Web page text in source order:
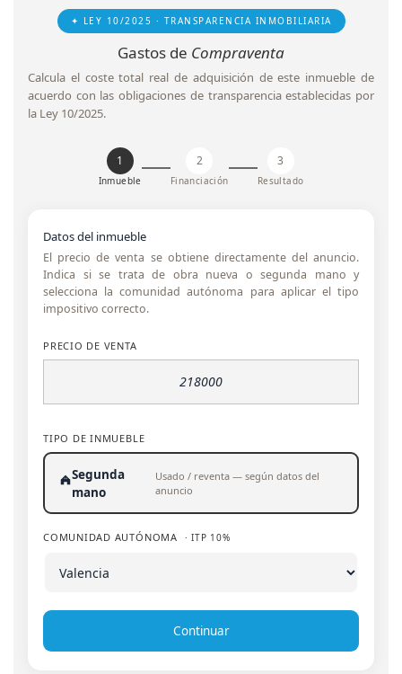
✦ LEY 10/2025 · TRANSPARENCIA INMOBILIARIA
Gastos de Compraventa
Calcula el coste total real de adquisición de este inmueble de
acuerdo con las obligaciones de transparencia establecidas por
la Ley 10/2025.
1
Inmueble
2
Financiación
3
Resultado
Datos del inmueble
El precio de venta se obtiene directamente del anuncio.
Indica si se trata de obra nueva o segunda mano y
selecciona la comunidad autónoma para aplicar el tipo
impositivo correcto.
PRECIO DE VENTA
TIPO DE INMUEBLE
Segunda
mano
Usado / reventa — según datos del
anuncio
COMUNIDAD AUTÓNOMA · ITP 10%
Continuar